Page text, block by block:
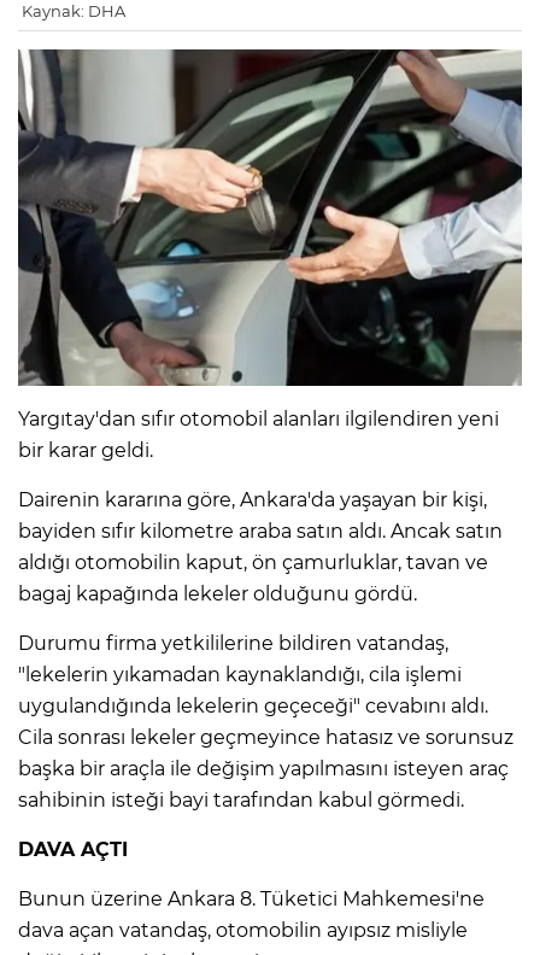
Kaynak: DHA
Yargıtay'dan sıfır otomobil alanları ilgilendiren yeni
bir karar geldi.
Dairenin kararına göre, Ankara'da yaşayan bir kişi,
bayiden sıfır kilometre araba satın aldı. Ancak satın
aldığı otomobilin kaput, ön çamurluklar, tavan ve
bagaj kapağında lekeler olduğunu gördü.
Durumu firma yetkililerine bildiren vatandaş,
"lekelerin yıkamadan kaynaklandığı, cila işlemi
uygulandığında lekelerin geçeceği" cevabını aldı.
Cila sonrası lekeler geçmeyince hatasız ve sorunsuz
başka bir araçla ile değişim yapılmasını isteyen araç
sahibinin isteği bayi tarafından kabul görmedi.
DAVA AÇTI
Bunun üzerine Ankara 8. Tüketici Mahkemesi'ne
dava açan vatandaş, otomobilin ayıpsız misliyle